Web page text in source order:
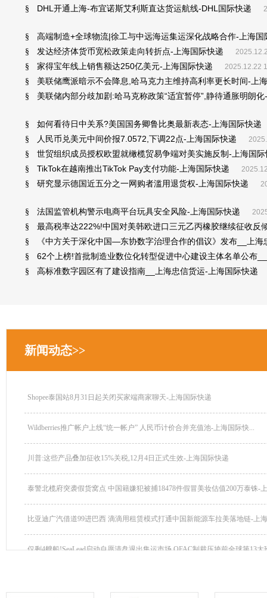
§ DHL开通上海-布宜诺斯艾利斯直达货运航线-DHL国际快递
§ 高端制造+全球物流|徐工与中远海运集运深化战略合作-上海国
§ 发达经济体货币宽松政策走向转折点-上海国际快递
§ 家得宝年线上销售额达250亿美元-上海国际快递 2025.12.22
§ 美联储鹰派暗示不会降息,哈马克力主维持高利率更长时间-上
§ 美联储内部分歧加剧:哈马克称政策“适宜暂停”,静待通胀明朗
§ 如何看待日中关系?美国国务卿鲁比奥最新表态-上海国际快递
§ 人民币兑美元中间价报7.0572,下调22点-上海国际快递
§ 世贸组织成员授权欧盟就橄榄贸易争端对美实施反制-上海国际
§ TikTok在越南推出TikTok Pay支付功能-上海国际快递
§ 研究显示德国近五分之一网购者滥用退货权-上海国际快递
§ 法国监管机构警示电商平台玩具安全风险-上海国际快递
§ 最高税率达222%!中国对美韩欧进口三元乙丙橡胶继续征收反
§ 《中方关于深化中国—东协数字治理合作的倡议》发布__上
§ 62个上榜!首批制造业数位化转型促进中心建设主体名单公布
§ 高标准数字园区有了建设指南__上海忠信货运-上海国际快递
新闻动态>>
Shopee泰国站8月31日起关闭买家端商家聊天-上海国际快递
Wildberries推广帐户上线“统一帐户” 人民币计价合并充值池-上海国际快...
川普:这些产品叠加征收15%关税,12月4日正式生效-上海国际快递
泰警北榄府突袭假货窝点 中国籍嫌犯被捕18478件假冒美妆估值200万泰铢-
比亚迪广汽借道99进巴西 滴滴用租赁模式打通中国新能源车拉美落地链-上
仅剩4艘船!SeaLead启动自愿清盘退出集运市场 OFAC制裁压垮前全球第13大